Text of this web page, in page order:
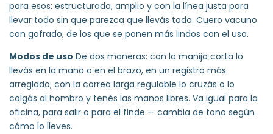
para esos: estructurado, amplio y con la línea justa para
llevar todo sin que parezca que llevás todo. Cuero vacuno
con gofrado, de los que se ponen más lindos con el uso.
Modos de uso De dos maneras: con la manija corta lo
llevás en la mano o en el brazo, en un registro más
arreglado; con la correa larga regulable lo cruzás o lo
colgás al hombro y tenés las manos libres. Va igual para la
oficina, para salir o para el finde — cambia de tono según
cómo lo lleves.